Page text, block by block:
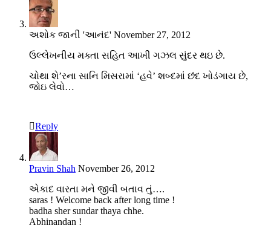
અશોક જાની 'આનંદ' November 27, 2012
ઉલ્લેખનીય મક્તા સહિત આખી ગઝલ સુંદર થઇ છે.
ચોથા શે’રના સાનિ મિસરામાં ‘હવે’ શબ્દમાં છંદ ખોડંગાય છે,
જોઇ લેવો…
Reply
Pravin Shah November 26, 2012
એકાદ વારતા મને જીવી બતાવ તું….
saras ! Welcome back after long time !
badha sher sundar thaya chhe.
Abhinandan !